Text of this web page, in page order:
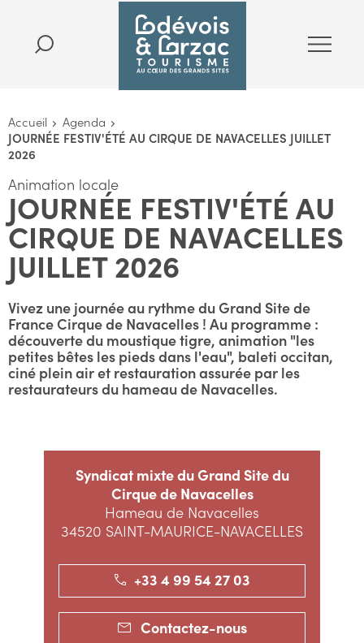
Accueil
Agenda
JOURNÉE FESTIV'ÉTÉ AU CIRQUE DE NAVACELLES JUILLET
2026
Animation locale
JOURNÉE FESTIV'ÉTÉ AU
CIRQUE DE NAVACELLES
JUILLET 2026
Vivez une journée au rythme du Grand Site de
France Cirque de Navacelles ! Au programme :
découverte du moustique tigre, animation "les
petites bêtes les pieds dans l'eau", baleti occitan,
ciné plein air et restauration assurée par les
restaurateurs du hameau de Navacelles.
Syndicat mixte du Grand Site du
Cirque de Navacelles
Hameau de Navacelles
34520 SAINT-MAURICE-NAVACELLES
+33 4 99 54 27 03
Contactez-nous